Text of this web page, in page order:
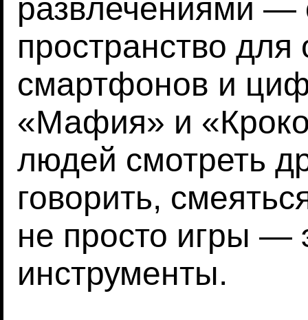
развлечениями —
пространство
смартфонов и
«Мафия» и
людей смотреть
говорить,
не просто игры —
инструменты.